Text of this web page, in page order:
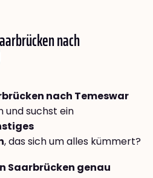
nach
nach Temeswar
und suchst ein
, das sich um alles kümmert?
Saarbrücken genau